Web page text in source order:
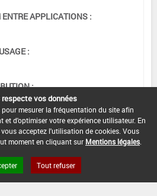
APPLICATIONS :
:
:
:
respecte vos données
mesurer la fréquentation du site afin
d'optimiser votre expérience utilisateur. En
acceptez l'utilisation de cookies. Vous
moment en cliquant sur Mentions légales
Tout refuser